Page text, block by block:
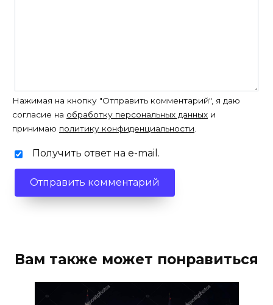
Нажимая на кнопку "Отправить комментарий", я даю
согласие на обработку персональных данных и
принимаю политику конфиденциальности.
Получить ответ на e-mail.
Вам также может понравиться